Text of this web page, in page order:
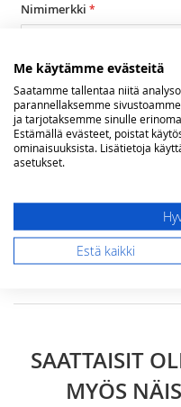
star
stars
stars
stars
stars
Nimimerkki
Yhteenveto
Arvostelu
SAATTAISIT
MYÖS
Me käytämme evästeitä
Saatamme tallentaa niitä
parannellaksemme
ja tarjotaksemme sinulle
Estämällä evästeet, poistat
ominaisuuksista. Lisätietoja
asetukset.
Estä kaikki